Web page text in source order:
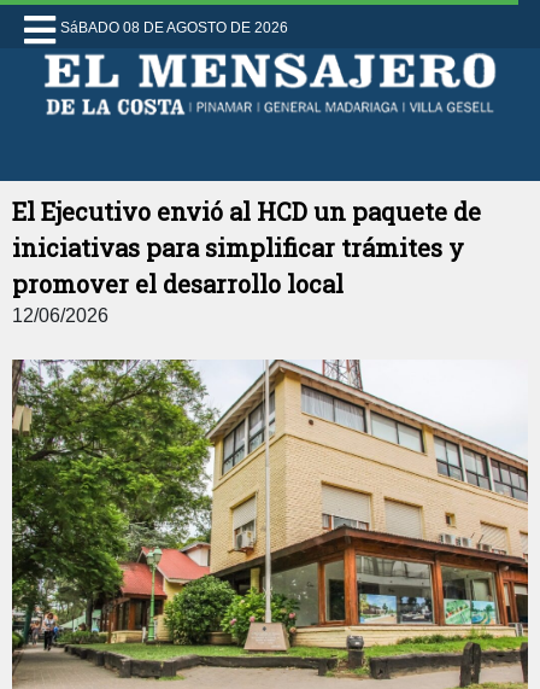
SáBADO 08 DE AGOSTO DE 2026
El Ejecutivo envió al HCD un paquete de
iniciativas para simplificar trámites y
promover el desarrollo local
12/06/2026